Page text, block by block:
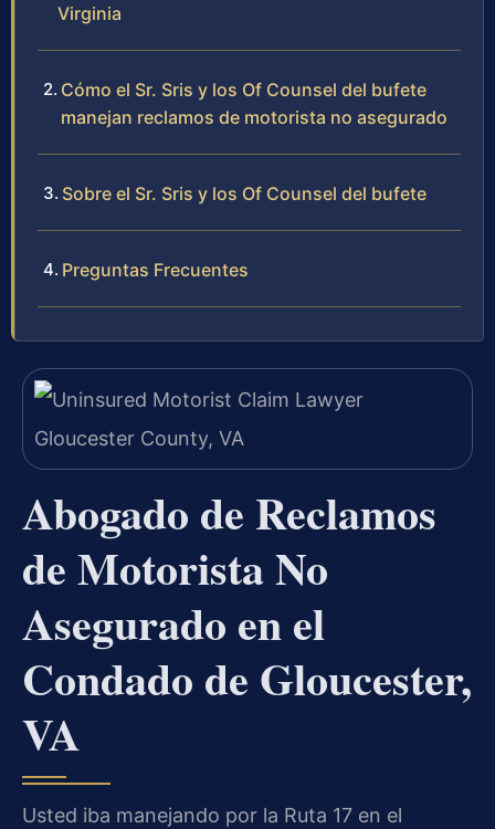
Virginia
Cómo el Sr. Sris y los Of Counsel del bufete
manejan reclamos de motorista no asegurado
Sobre el Sr. Sris y los Of Counsel del bufete
Preguntas Frecuentes
Abogado de Reclamos
de Motorista No
Asegurado en el
Condado de Gloucester,
VA
Usted iba manejando por la Ruta 17 en el